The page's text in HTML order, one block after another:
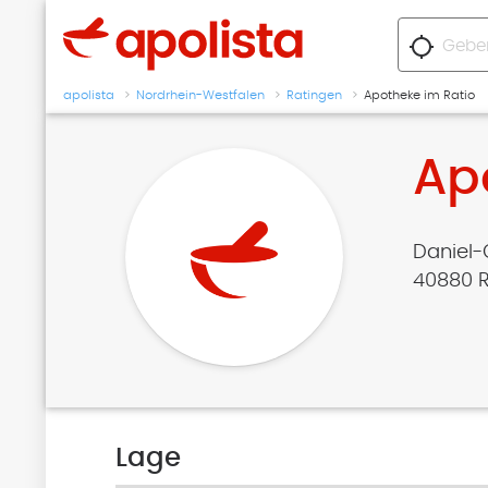
location_searching
apolista Nordrhein-Westfalen Ratingen Apotheke im Ratio
Daniel-
40880
Lage